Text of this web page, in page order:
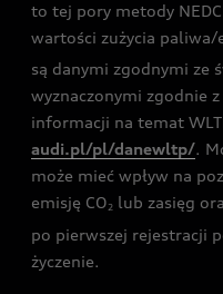
to tej pory metody
wartości zużycia paliwa/
są danymi zgodnymi ze
wyznaczonymi zgodnie
informacji na temat
audi.pl/pl/danewltp/.
może mieć wpływ na
emisję CO2 lub zasięg
po pierwszej rejestracji
życzenie.